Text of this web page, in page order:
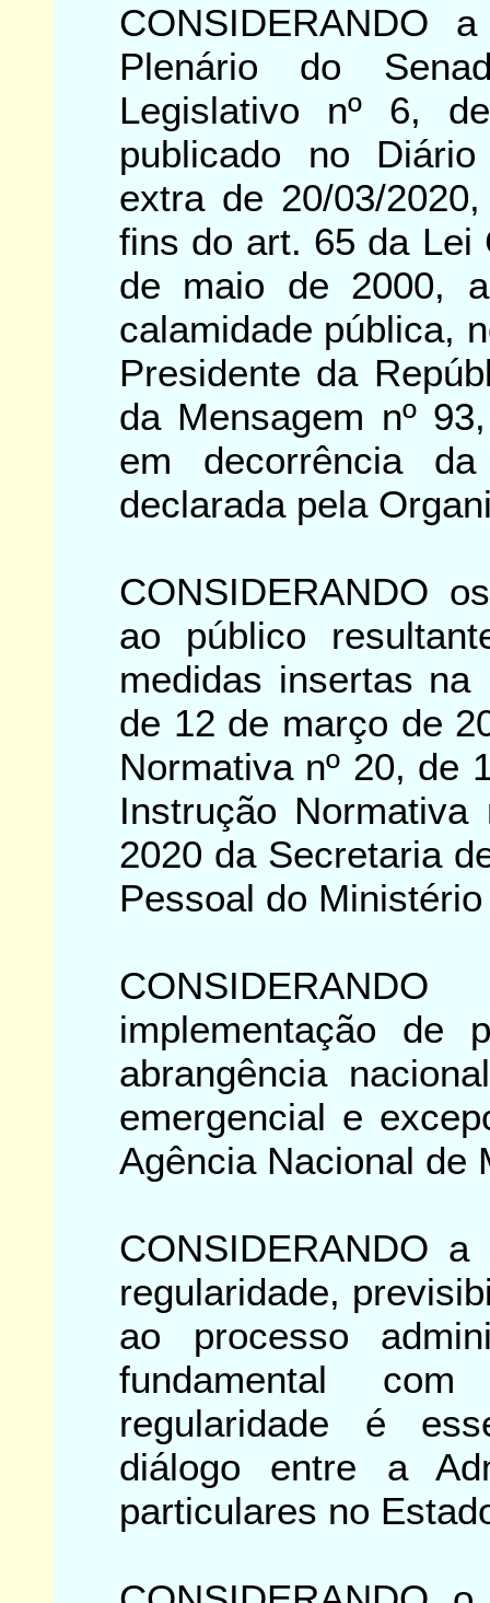
CONSIDERANDO
Plenário do
Legislativo nº 6,
publicado no
extra de 20/03/
fins do art. 65 da Lei
de maio de 2000,
calamidade pública,
Presidente da
da Mensagem nº
em decorrência
declarada pela
CONSIDERANDO
ao público
medidas insertas na
de 12 de março de
Normativa nº 20, de
Instrução
2020 da Secretaria
Pessoal do
implementação de
abrangência
emergencial e
Agência Nacional de
CONSIDERANDO
regularidade,
ao processo
fundamental
regularidade é
diálogo entre a
particulares no